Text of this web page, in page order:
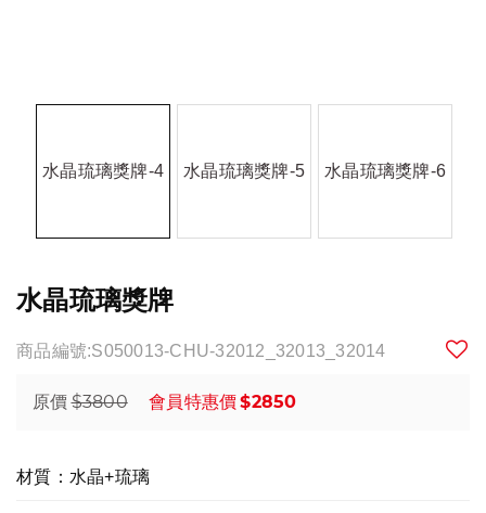
水晶琉璃獎牌
商品編號:S050013-CHU-32012_32013_32014
原價 $3800 會員特惠價$2850
材質：水晶+琉璃